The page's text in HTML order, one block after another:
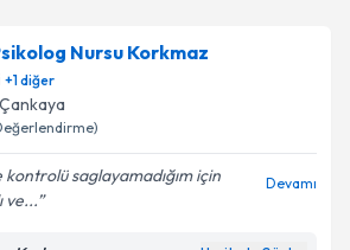
Zeynep Hazal Ertürkiçin randevu
Size bu uzmandan randevu
takvim hazırlandığında e-posta ile
Nursu Korkmaz
+1diğer
kontrolü saglayamadığım için
ve...
Devamı